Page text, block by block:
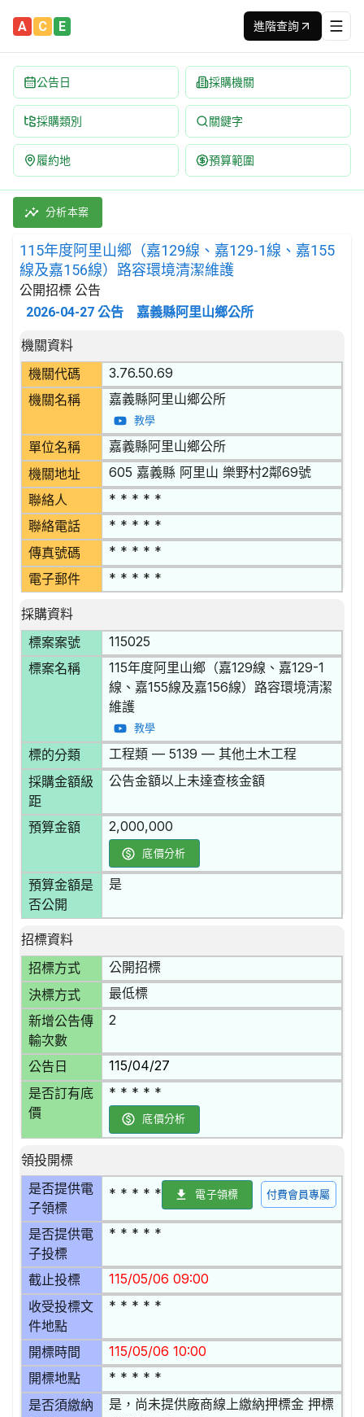
A C E 進階查詢
公告日 採購機關
採購類別 關鍵字
履約地 預算範圍
115年度阿里山鄉（嘉129線、嘉129-1線、嘉155線及嘉156
採購類別：工程類 其他土木工程 | 招標方式：公開招標 |
分析本案
115年度阿里山鄉（嘉129線、嘉129-1線、嘉155
線及嘉156線）路容環境清潔維護
公開招標 公告
2026-04-27 公告 嘉義縣阿里山鄉公所
招標公告詳細內容
機關資料
機關代碼
3.76.50.69
機關名稱 嘉義縣阿里山鄉公所
教學
單位名稱 嘉義縣阿里山鄉公所
機關地址 605 嘉義縣 阿里山 樂野村2鄰69號
聯絡人 * * * * *
聯絡電話 * * * * *
傳真號碼 * * * * *
電子郵件 * * * * *
採購資料
標案案號
115025
標案名稱
115年度阿里山鄉（嘉129線、嘉129-1
線、嘉155線及嘉156線）路容環境清潔
維護
教學
標的分類 工程類 — 5139 — 其他土木工程
採購金額級
距
公告金額以上未達查核金額
預算金額 2,000,000
底價分析
預算金額是
否公開
是
招標資料
招標方式
公開招標
決標方式 最低標
新增公告傳
輸次數
2
公告日 115/04/27
是否訂有底
價
* * * * *
底價分析
領投開標
是否提供電
子領標
* * * * * 電子領標 付費會員專屬
是否提供電
子投標
* * * * *
截止投標 115/05/06 09:00
收受投標文
件地點
* * * * *
開標時間 115/05/06 10:00
開標地點 * * * * *
是否須繳納
是，尚未提供廠商線上繳納押標金 押標